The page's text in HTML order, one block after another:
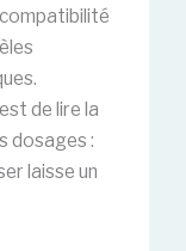
de lire la
dosages :
laisse un